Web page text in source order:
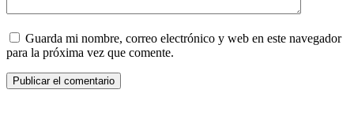
Guarda mi nombre, correo electrónico y web en este navegador
para la próxima vez que comente.